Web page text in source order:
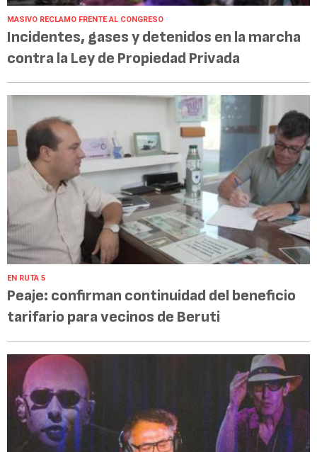
MASIVO RECLAMO FRENTE AL CONGRESO
Incidentes, gases y detenidos en la marcha
contra la Ley de Propiedad Privada
EN RUTA 5
Peaje: confirman continuidad del beneficio
tarifario para vecinos de Beruti